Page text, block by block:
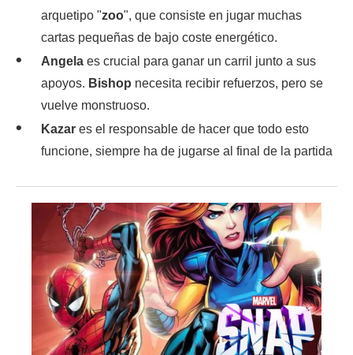
arquetipo "zoo", que consiste en jugar muchas
cartas pequeñas de bajo coste energético.
Angela es crucial para ganar un carril junto a sus
apoyos. Bishop necesita recibir refuerzos, pero se
vuelve monstruoso.
Kazar es el responsable de hacer que todo esto
funcione, siempre ha de jugarse al final de la partida